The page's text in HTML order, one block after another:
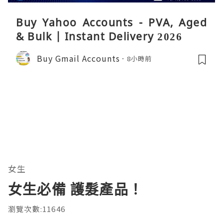
Buy Yahoo Accounts - PVA, Aged
& Bulk | Instant Delivery 2026
Buy Gmail Accounts 8小時前
女生
女生必備 護髮產品！
瀏覽次數:11646